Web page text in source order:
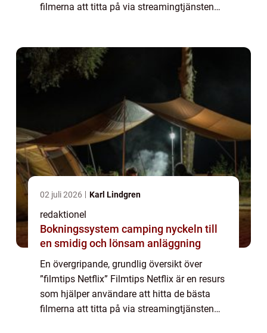
filmerna att titta på via streamingtjänsten
02 juli 2026 Karl Lindgren
redaktionel
Bokningssystem camping nyckeln till
en smidig och lönsam anläggning
En övergripande, grundlig översikt över
”filmtips Netflix” Filmtips Netflix är en resurs
som hjälper användare att hitta de bästa
filmerna att titta på via streamingtjänsten